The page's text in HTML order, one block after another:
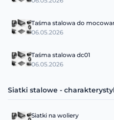
Taśma stalowa do
06.05.2026
Taśma stalowa dc01
06.05.2026
Siatki stalowe -
Siatki na woliery